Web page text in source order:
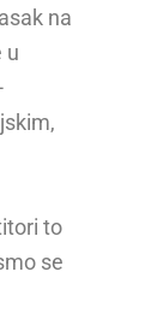
na
u
to
se